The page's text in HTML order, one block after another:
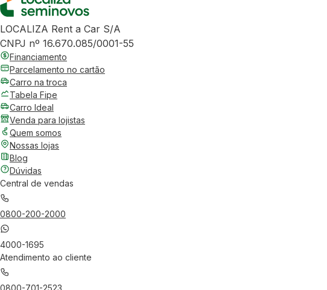
LOCALIZA Rent a Car S/A
CNPJ nº 16.670.085/0001-55
Financiamento
Parcelamento no cartão
Carro na troca
Tabela Fipe
Carro Ideal
Venda para lojistas
Quem somos
Nossas lojas
Blog
Dúvidas
Central de vendas
0800-200-2000
4000-1695
Atendimento ao cliente
0800-701-2523